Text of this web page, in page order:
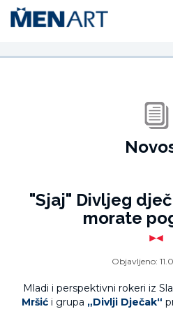
"Sjaj" Divljeg
morate
Objavljeno:
Mladi i perspektivni rokeri iz
Mršić i grupa „Divlji Dječak“